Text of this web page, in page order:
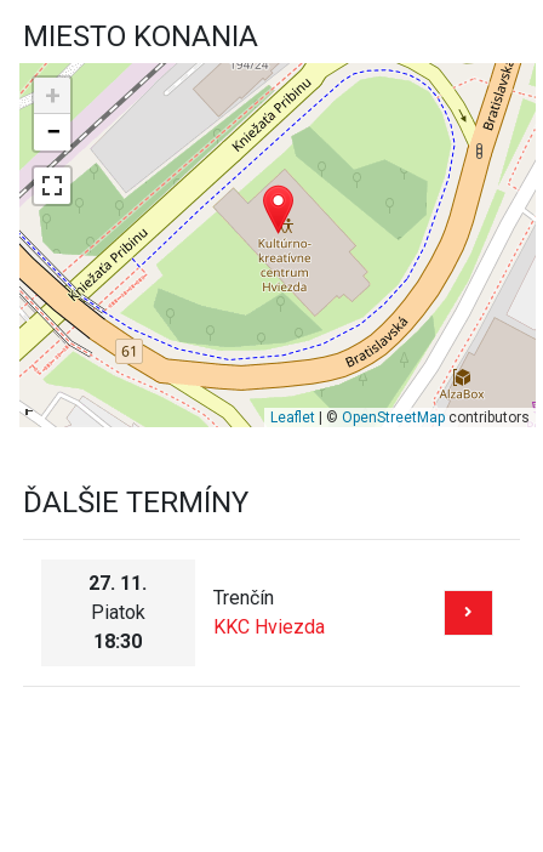
MIESTO KONANIA
+
−
Leaflet| © OpenStreetMapcontributors
ĎALŠIE TERMÍNY
27. 11.
Piatok
18:30
Trenčín
KKC Hviezda